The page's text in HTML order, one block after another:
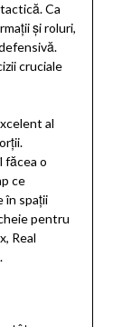
Ca
și roluri,
cruciale
al
făcea o
ce
în spații
pentru
Real